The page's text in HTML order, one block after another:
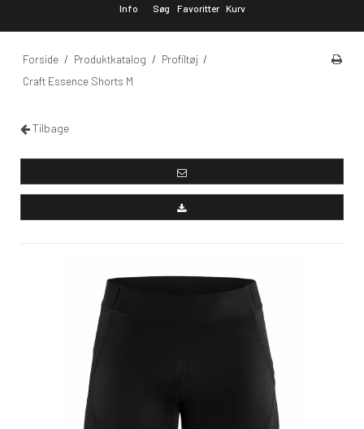
Info Søg Favoritter Kurv
Forside / Produktkatalog / Profiltøj /
Craft Essence Shorts M
Tilbage